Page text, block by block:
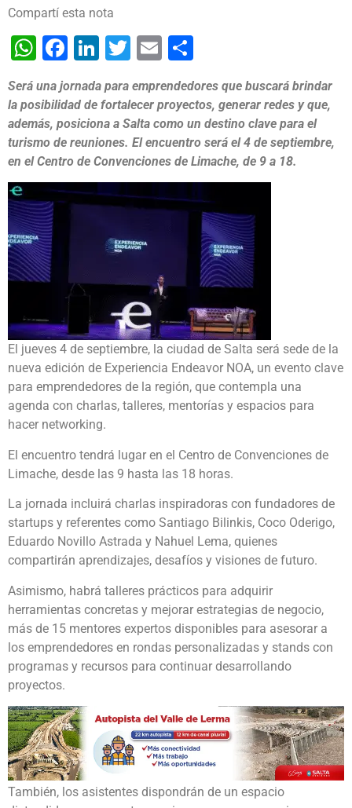
Compartí esta nota
WhatsApp
Facebook
LinkedIn
Twitter
Email
Será una jornada para emprendedores que buscará brindar
la posibilidad de fortalecer proyectos, generar redes y que,
además, posiciona a Salta como un destino clave para el
turismo de reuniones. El encuentro será el 4 de septiembre,
en el Centro de Convenciones de Limache, de 9 a 18.
El jueves 4 de septiembre, la ciudad de Salta será sede de la
nueva edición de Experiencia Endeavor NOA, un evento clave
para emprendedores de la región, que contempla una
agenda con charlas, talleres, mentorías y espacios para
hacer networking.
El encuentro tendrá lugar en el Centro de Convenciones de
Limache, desde las 9 hasta las 18 horas.
La jornada incluirá charlas inspiradoras con fundadores de
startups y referentes como Santiago Bilinkis, Coco Oderigo,
Eduardo Novillo Astrada y Nahuel Lema, quienes
compartirán aprendizajes, desafíos y visiones de futuro.
Asimismo, habrá talleres prácticos para adquirir
herramientas concretas y mejorar estrategias de negocio,
más de 15 mentores expertos disponibles para asesorar a
los emprendedores en rondas personalizadas y stands con
programas y recursos para continuar desarrollando
proyectos.
También, los asistentes dispondrán de un espacio